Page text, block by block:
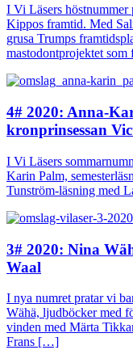
I Vi Läsers
Kippos framtid. Med
grusa Trumps
mastodontprojektet som
4# 2020: Anna-
kronprinsessan
I Vi Läsers
Karin Palm,
Tunström-läsning med
3# 2020: Nina
Waal
I nya numret pratar vi
Wähä, ljudböcker med
vinden med Märta
Frans […]